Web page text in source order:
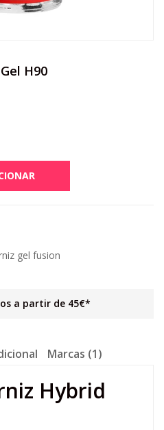
H90
gel fusion
a partir de 45€*
Marcas (1)
Hybrid